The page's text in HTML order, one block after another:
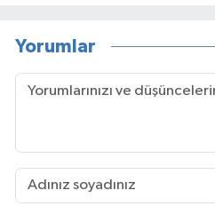
Yorumlar